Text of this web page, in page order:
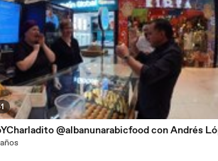
@albanunarabicfood con Andrés